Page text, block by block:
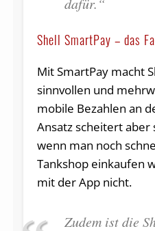
Shell SmartPay – das
Mit SmartPay macht
sinnvollen und
mobile Bezahlen an
Ansatz scheitert aber
wenn man noch
Tankshop einkaufen
mit der App nicht.
Zudem ist die